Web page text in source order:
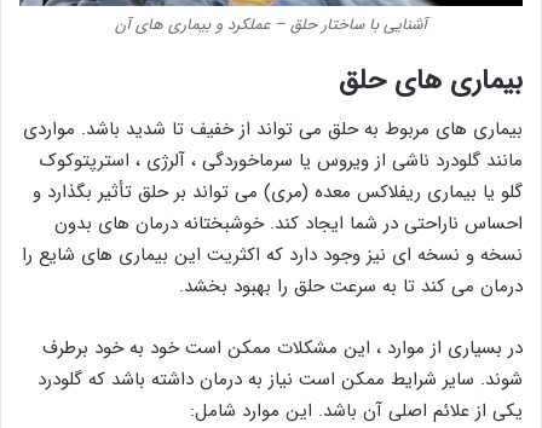
آشنایی با ساختار حلق – عملکرد و بیماری های آن
بیماری های حلق
بیماری های مربوط به حلق می تواند از خفیف تا شدید باشد. مواردی
مانند گلودرد ناشی از ویروس یا سرماخوردگی ، آلرژی ، استرپتوکوک
گلو یا بیماری ریفلاکس معده (مری) می تواند بر حلق تأثیر بگذارد و
احساس ناراحتی در شما ایجاد کند. خوشبختانه درمان های بدون
نسخه و نسخه ای نیز وجود دارد که اکثریت این بیماری های شایع را
درمان می کند تا به سرعت حلق را بهبود بخشد.
در بسیاری از موارد ، این مشکلات ممکن است خود به خود برطرف
شوند. سایر شرایط ممکن است نیاز به درمان داشته باشد که گلودرد
یکی از علائم اصلی آن باشد. این موارد شامل: